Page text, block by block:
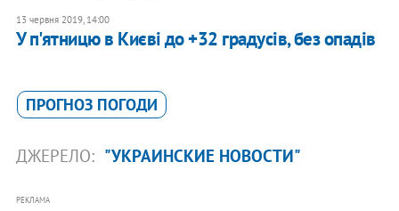
13 червня 2019, 14:00
У п'ятницю в Києві до +32 градусів, без опадів
ПРОГНОЗ ПОГОДИ
ДЖЕРЕЛО: "УКРАИНСКИЕ НОВОСТИ"
РЕКЛАМА